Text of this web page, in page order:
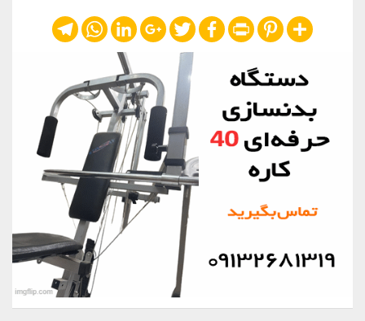
Share
Pinterest
Print
Facebook
Twitter
Google+
LinkedIn
WhatsApp
Telegram